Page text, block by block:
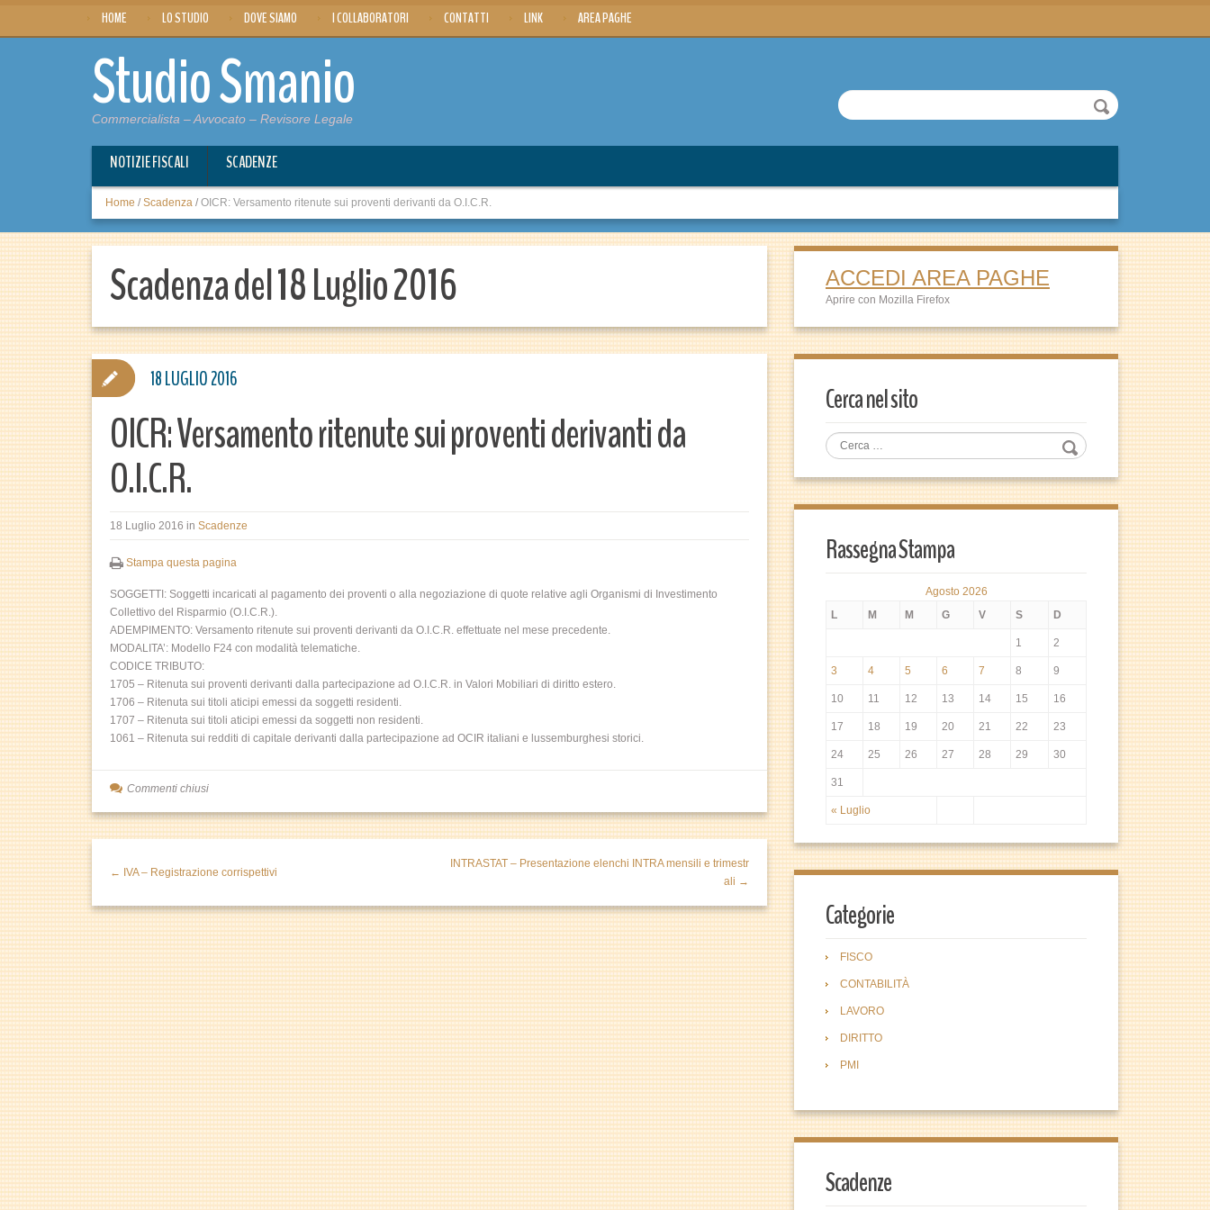
HOME LO STUDIO DOVE SIAMO I COLLABORATORI CONTATTI LINK AREA PAGHE
Studio Smanio
Commercialista – Avvocato – Revisore Legale
NOTIZIE FISCALI SCADENZE
Home / Scadenza / OICR: Versamento ritenute sui proventi derivanti da O.I.C.R.
Scadenza del 18 Luglio 2016
OICR: Versamento ritenute sui proventi derivanti da
O.I.C.R.
18 Luglio 2016 in Scadenze
Stampa questa pagina
SOGGETTI: Soggetti incaricati al pagamento dei proventi o alla negoziazione di quote relative agli Organismi di Investimento
Collettivo del Risparmio (O.I.C.R.).
ADEMPIMENTO: Versamento ritenute sui proventi derivanti da O.I.C.R. effettuate nel mese precedente.
MODALITA’: Modello F24 con modalità telematiche.
CODICE TRIBUTO:
1705 – Ritenuta sui proventi derivanti dalla partecipazione ad O.I.C.R. in Valori Mobiliari di diritto estero.
1706 – Ritenuta sui titoli aticipi emessi da soggetti residenti.
1707 – Ritenuta sui titoli aticipi emessi da soggetti non residenti.
1061 – Ritenuta sui redditi di capitale derivanti dalla partecipazione ad OCIR italiani e lussemburghesi storici.
18 LUGLIO 2016
Commenti chiusi
← IVA – Registrazione corrispettivi
INTRASTAT – Presentazione elenchi INTRA mensili e trimestr
ali →
ACCEDI AREA PAGHE
Aprire con Mozilla Firefox
Cerca nel sito
Rassegna Stampa
Agosto 2026
L
M M G V S D
« Luglio
1 2
3 4 5 6 7 8 9
10 11 12 13 14 15 16
17 18 19 20 21 22 23
24 25 26 27 28 29 30
31
Categorie
FISCO
CONTABILITÀ
LAVORO
DIRITTO
PMI
Scadenze